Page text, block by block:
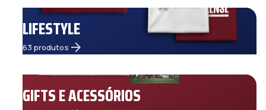
LIFESTYLE
63 produtos arrow_forward
GIFTS E ACESSÓRIOS